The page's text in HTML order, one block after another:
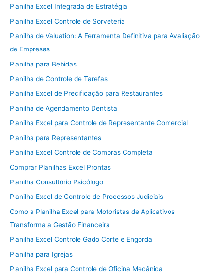
Planilha Excel Integrada de Estratégia
Planilha Excel Controle de Sorveteria
Planilha de Valuation: A Ferramenta Definitiva para Avaliação
de Empresas
Planilha para Bebidas
Planilha de Controle de Tarefas
Planilha Excel de Precificação para Restaurantes
Planilha de Agendamento Dentista
Planilha Excel para Controle de Representante Comercial
Planilha para Representantes
Planilha Excel Controle de Compras Completa
Comprar Planilhas Excel Prontas
Planilha Consultório Psicólogo
Planilha Excel de Controle de Processos Judiciais
Como a Planilha Excel para Motoristas de Aplicativos
Transforma a Gestão Financeira
Planilha Excel Controle Gado Corte e Engorda
Planilha para Igrejas
Planilha Excel para Controle de Oficina Mecânica